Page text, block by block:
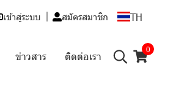
เข้าสู่ระบบ สมัครสมาชิก TH
ข่าวสาร ติดต่อเรา
0